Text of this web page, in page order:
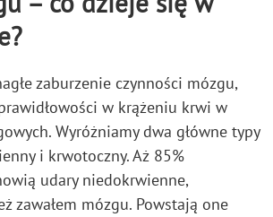
zaburzenie czynności mózgu,
w krążeniu krwi w
Wyróżniamy dwa główne typy
i krwotoczny. Aż 85%
udary niedokrwienne,
zawałem mózgu. Powstają one